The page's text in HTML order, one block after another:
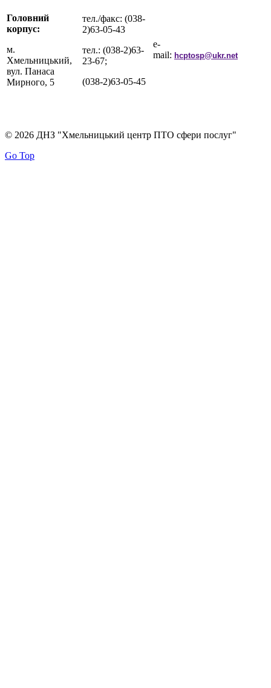
Головний
корпус:
м.
Хмельницький,
вул. Панаса
Мирного, 5
тел./факс: (038-
2)63-05-43
тел.: (038-2)63-
23-67;
(038-2)63-05-45
e-
mail: hcptosp@ukr.net
© 2026 ДНЗ "Хмельницький центр ПТО сфери послуг"
Go Top